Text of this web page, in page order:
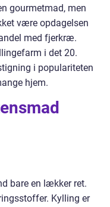
gourmetmad, men
være opdagelsen
med fjerkræ.
i det 20.
i populariteten
hjem.
bare en lækker ret.
Kylling er